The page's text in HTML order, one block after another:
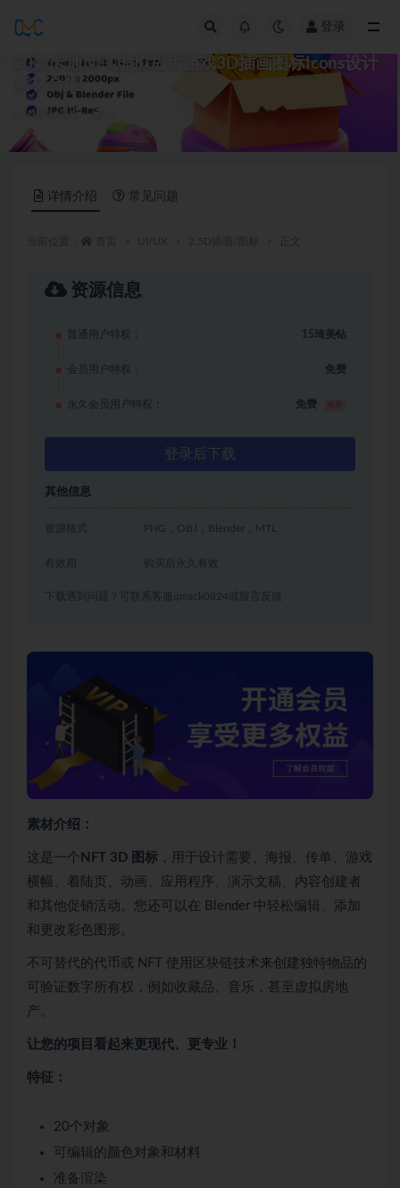
登录
20款卡通NFT虚拟货币游戏3D插画图标Icons设计
素材合集
2.5D插画/图标
详情介绍 常见问题
资源信息
普通用户特权： 15琦美钻
会员用户特权： 免费
永久会员用户特权： 免费
登录后下载
其他信息
资源格式 PNG，OBJ，Blender，MTL
有效期 购买后永久有效
下载遇到问题？可联系客服qmsck0824或留言反馈
素材介绍：
这是一个 NFT 3D 图标 ，用于设计需要、海报、传单、游戏
横幅、着陆页、动画、应用程序、演示文稿、内容创建者
和其他促销活动。您还可以在 Blender 中轻松编辑、添加
和更改彩色图形。
不可替代的代币或 NFT 使用区块链技术来创建独特物品的
可验证数字所有权，例如收藏品、音乐，甚至虚拟房地
产。
让您的项目看起来更现代、更专业！
特征：
20个对象
可编辑的颜色对象和材料
准备渲染